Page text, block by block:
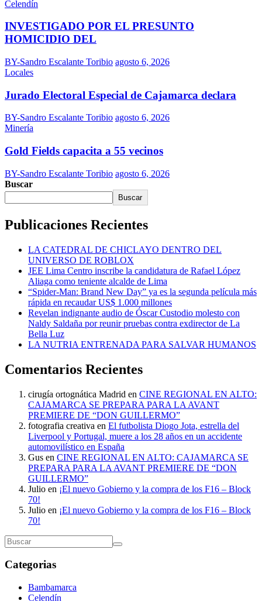
Celendín
INVESTIGADO POR EL PRESUNTO
HOMICIDIO DEL
BY-Sandro Escalante Toribio agosto 6, 2026
Locales
Jurado Electoral Especial de Cajamarca declara
BY-Sandro Escalante Toribio agosto 6, 2026
Minería
Gold Fields capacita a 55 vecinos
BY-Sandro Escalante Toribio agosto 6, 2026
Buscar
Buscar
Publicaciones Recientes
LA CATEDRAL DE CHICLAYO DENTRO DEL
UNIVERSO DE ROBLOX
JEE Lima Centro inscribe la candidatura de Rafael López
Aliaga como teniente alcalde de Lima
“Spider-Man: Brand New Day” ya es la segunda película más
rápida en recaudar US$ 1.000 millones
Revelan indignante audio de Óscar Custodio molesto con
Naldy Saldaña por reunir pruebas contra exdirector de La
Bella Luz
LA NUTRIA ENTRENADA PARA SALVAR HUMANOS
Comentarios Recientes
cirugía ortognática Madrid en CINE REGIONAL EN ALTO:
CAJAMARCA SE PREPARA PARA LA AVANT
PREMIERE DE “DON GUILLERMO”
fotografia creativa en El futbolista Diogo Jota, estrella del
Liverpool y Portugal, muere a los 28 años en un accidente
automovilístico en España
Gus en CINE REGIONAL EN ALTO: CAJAMARCA SE
PREPARA PARA LA AVANT PREMIERE DE “DON
GUILLERMO”
Julio en ¡El nuevo Gobierno y la compra de los F16 – Block
70!
Julio en ¡El nuevo Gobierno y la compra de los F16 – Block
70!
Categorias
Bambamarca
Celendín